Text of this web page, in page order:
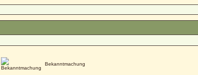
Bekanntmachung